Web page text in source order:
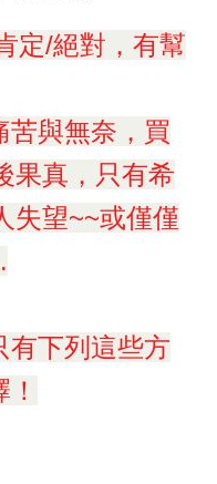
定/絕對，有幫
苦與無奈，買
果真，只有希
失望~~或僅僅
有下列這些方